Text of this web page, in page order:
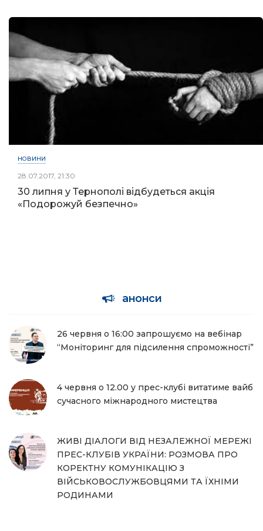
НОВИНИ
28.07.2017, 21:30
30 липня у Тернополі відбудеться акція
«Подорожуй безпечно»
анонси
26 червня о 16:00 запрошуємо на вебінар
“Моніторинг для підсилення спроможності”
4 червня о 12.00 у прес-клубі витатиме вайб
сучасного міжнародного мистецтва
ЖИВІ ДІАЛОГИ ВІД НЕЗАЛЕЖНОЇ МЕРЕЖІ
ПРЕС-КЛУБІВ УКРАЇНИ: РОЗМОВА ПРО
КОРЕКТНУ КОМУНІКАЦІЮ З
ВІЙСЬКОВОСЛУЖБОВЦЯМИ ТА ЇХНІМИ
РОДИНАМИ